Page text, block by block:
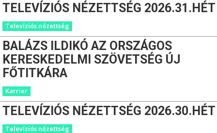
TELEVÍZIÓS NÉZETTSÉG 2026.31.HÉT
Televíziós nézettség
BALÁZS ILDIKÓ AZ ORSZÁGOS
KERESKEDELMI SZÖVETSÉG ÚJ
FŐTITKÁRA
Karrier
TELEVÍZIÓS NÉZETTSÉG 2026.30.HÉT
Televíziós nézettség